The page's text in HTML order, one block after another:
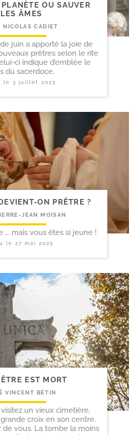
OU SAUVER
LES ÂMES
NICOLAS CADIET
juin a apporté la joie de
prêtres selon le rite
ci indique d’emblée le
du sacerdoce.
le3 juillet 2025
​ON PRÊTRE ?
JEAN MOISAN
... mais vous êtes si jeune !
le27 mai 2025
EST MORT
VINCENT BÉTIN
un vieux cimetière,
croix en son centre.
de vous. La tombe la moins